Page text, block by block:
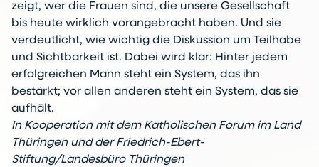
zeigt, wer die Frauen sind, die unsere Gesellschaft
bis heute wirklich vorangebracht haben. Und sie
verdeutlicht, wie wichtig die Diskussion um Teilhabe
und Sichtbarkeit ist. Dabei wird klar: Hinter jedem
erfolgreichen Mann steht ein System, das ihn
bestärkt; vor allen anderen steht ein System, das sie
aufhält.
In Kooperation mit dem Katholischen Forum im Land
Thüringen und der Friedrich-Ebert-
Stiftung/Landesbüro Thüringen